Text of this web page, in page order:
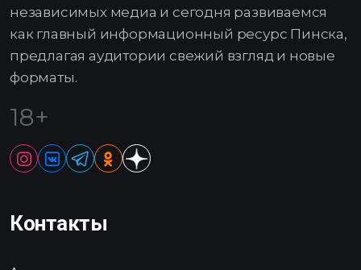
независимых медиа и сегодня развиваемся
как главный информационный ресурс Пинска,
предлагая аудитории свежий взгляд и новые
форматы.
18+
Контакты